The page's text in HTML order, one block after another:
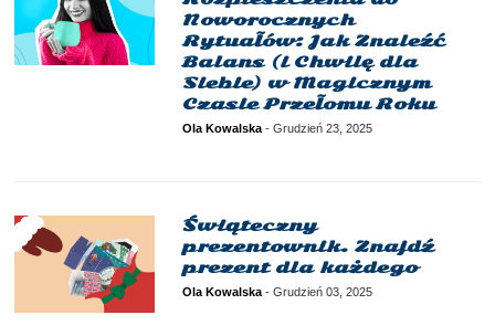
Noworocznych
Rytuałów: Jak Znaleźć
Balans (i Chwilę dla
Siebie) w Magicznym
Czasie Przełomu Roku
Ola Kowalska - Grudzień 23, 2025
Świąteczny
prezentownik. Znajdź
prezent dla każdego
Ola Kowalska - Grudzień 03, 2025